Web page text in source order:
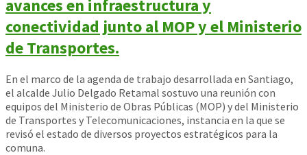
avances en infraestructura y
conectividad junto al MOP y el Ministerio
de Transportes.
En el marco de la agenda de trabajo desarrollada en Santiago,
el alcalde Julio Delgado Retamal sostuvo una reunión con
equipos del Ministerio de Obras Públicas (MOP) y del Ministerio
de Transportes y Telecomunicaciones, instancia en la que se
revisó el estado de diversos proyectos estratégicos para la
comuna.